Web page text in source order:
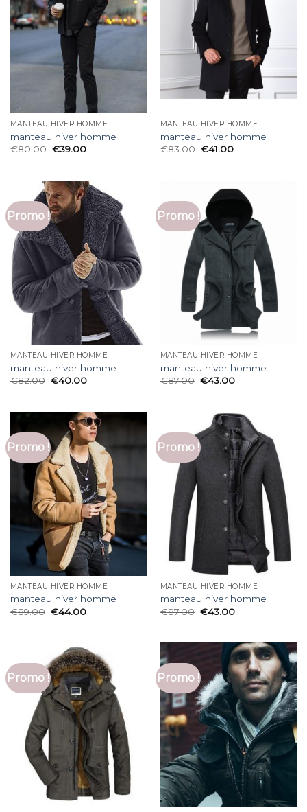
MANTEAU HIVER HOMME
manteau hiver homme
€80.00 €39.00
MANTEAU HIVER HOMME
manteau hiver homme
€83.00 €41.00
Promo !
MANTEAU HIVER HOMME
manteau hiver homme
€82.00 €40.00
Promo !
MANTEAU HIVER HOMME
manteau hiver homme
€87.00 €43.00
Promo !
MANTEAU HIVER HOMME
manteau hiver homme
€89.00 €44.00
Promo !
MANTEAU HIVER HOMME
manteau hiver homme
€87.00 €43.00
Promo ! Promo !